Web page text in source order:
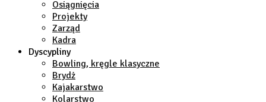
Osiągnięcia
Projekty
Zarząd
Kadra
Dyscypliny
Bowling, kręgle klasyczne
Brydż
Kajakarstwo
Kolarstwo